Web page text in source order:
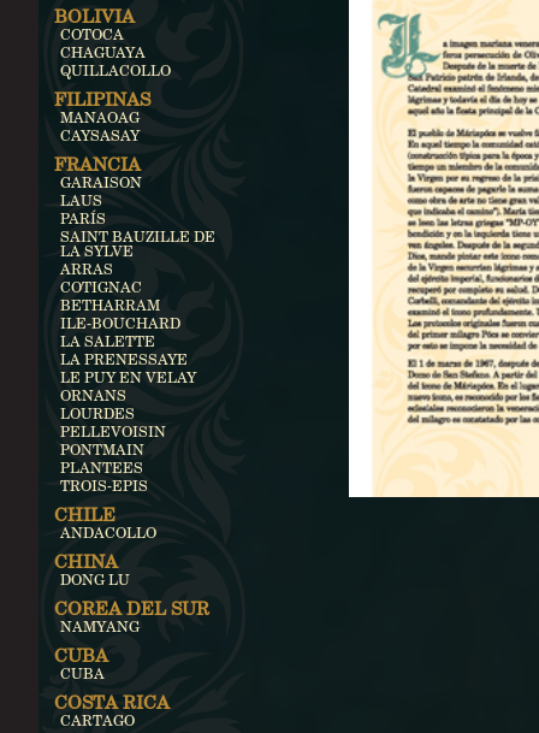
BOLIVIA
COTOCA
CHAGUAYA
QUILLACOLLO
FILIPINAS
MANAOAG
CAYSASAY
FRANCIA
GARAISON
LAUS
PARÍS
SAINT BAUZILLE DE
LA SYLVE
ARRAS
COTIGNAC
BETHARRAM
ILE-BOUCHARD
LA SALETTE
LA PRENESSAYE
LE PUY EN VELAY
ORNANS
LOURDES
PELLEVOISIN
PONTMAIN
PLANTEES
TROIS-EPIS
CHILE
ANDACOLLO
CHINA
DONG LU
COREA DEL SUR
NAMYANG
CUBA
CUBA
COSTA RICA
CARTAGO